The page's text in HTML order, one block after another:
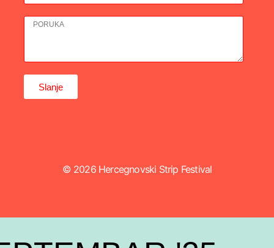
Slanje
© 2026 Hercegnovski Strip Festival